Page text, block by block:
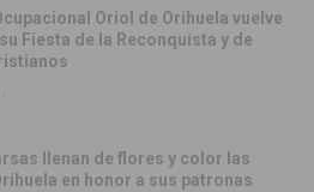
Oriol de Orihuela vuelve
Fiesta de la Reconquista y de
llenan de flores y color las
en honor a sus patronas